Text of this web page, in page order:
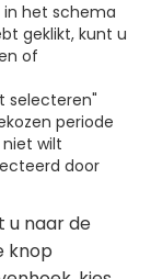
in het schema
geklikt, kunt u
of
selecteren"
periode
wilt
door
u naar de
knop